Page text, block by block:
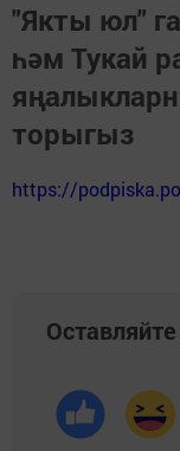
"Якты юл"
һәм Тукай
торыгыз
https://